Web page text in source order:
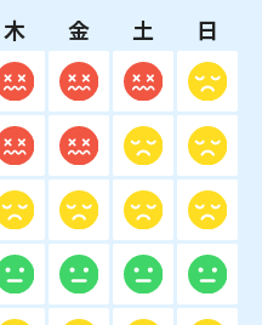
木 金 土 日